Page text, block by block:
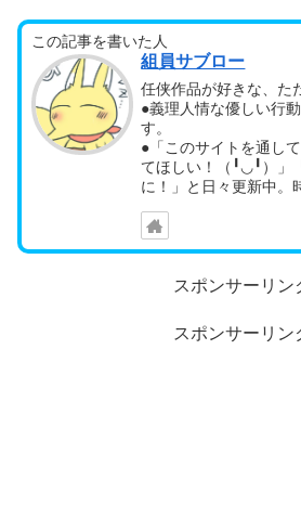
この記事を書いた人
組員サブロー
任侠作品が好きな、た
●義理人情な優しい行
す。
●「このサイトを通し
てほしい！（╹◡╹）」
に！」と日々更新中。
スポンサーリン
スポンサーリン